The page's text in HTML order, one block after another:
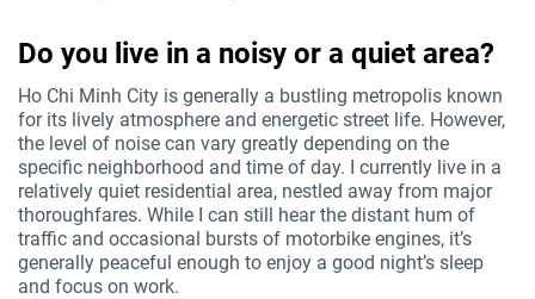
Do you live in a noisy or a quiet area?
Ho Chi Minh City is generally a bustling metropolis known
for its lively atmosphere and energetic street life. However,
the level of noise can vary greatly depending on the
specific neighborhood and time of day. I currently live in a
relatively quiet residential area, nestled away from major
thoroughfares. While I can still hear the distant hum of
traffic and occasional bursts of motorbike engines, it’s
generally peaceful enough to enjoy a good night’s sleep
and focus on work.